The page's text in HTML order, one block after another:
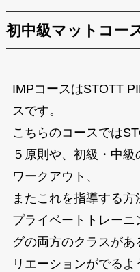
初中級マットコー
IMPコースはSTOTT
スです。
こちらのコースでは
５原則や、初級・中
ワークアウト、
またこれを指導する方
プライベートトレー
グの両方のクラスが
リエーションがでるよ